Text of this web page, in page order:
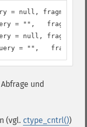
= null, fragment
= "",   fragment
= null, fragment
= "",
und
(vgl. ctype_cntrl())